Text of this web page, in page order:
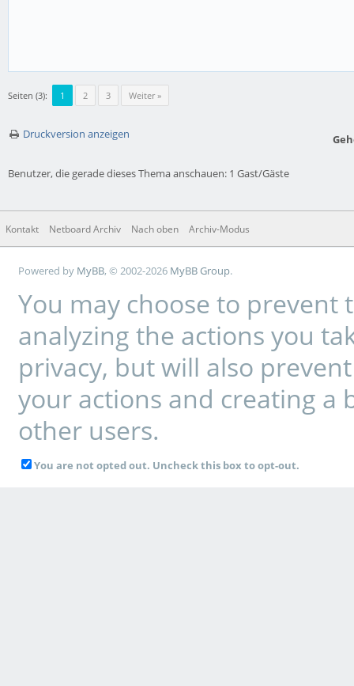
Seiten (3): 1 2 3 Weiter »
Druckversion anzeigen
Benutzer, die gerade dieses Thema anschauen: 1 Gast/Gäste
Kontakt Netboard Archiv Nach oben Archiv-Modus
Powered by MyBB, © 2002-2026 MyBB Group.
You may choose to
analyzing the actions you
privacy, but will also
your actions and creating a
other users.
You are not opted out. Uncheck this box to opt-out.